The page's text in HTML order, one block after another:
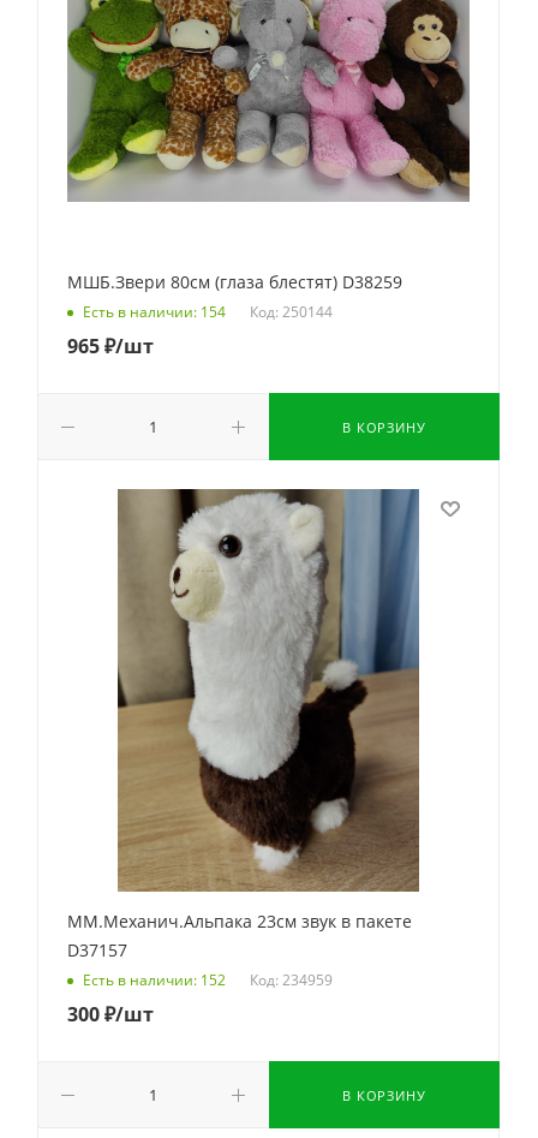
МШБ.Звери 80см (глаза блестят) D38259
Есть в наличии: 154 Код: 250144
965₽/шт
В КОРЗИНУ
ММ.Механич.Альпака 23см звук в пакете
D37157
Есть в наличии: 152 Код: 234959
300₽/шт
В КОРЗИНУ